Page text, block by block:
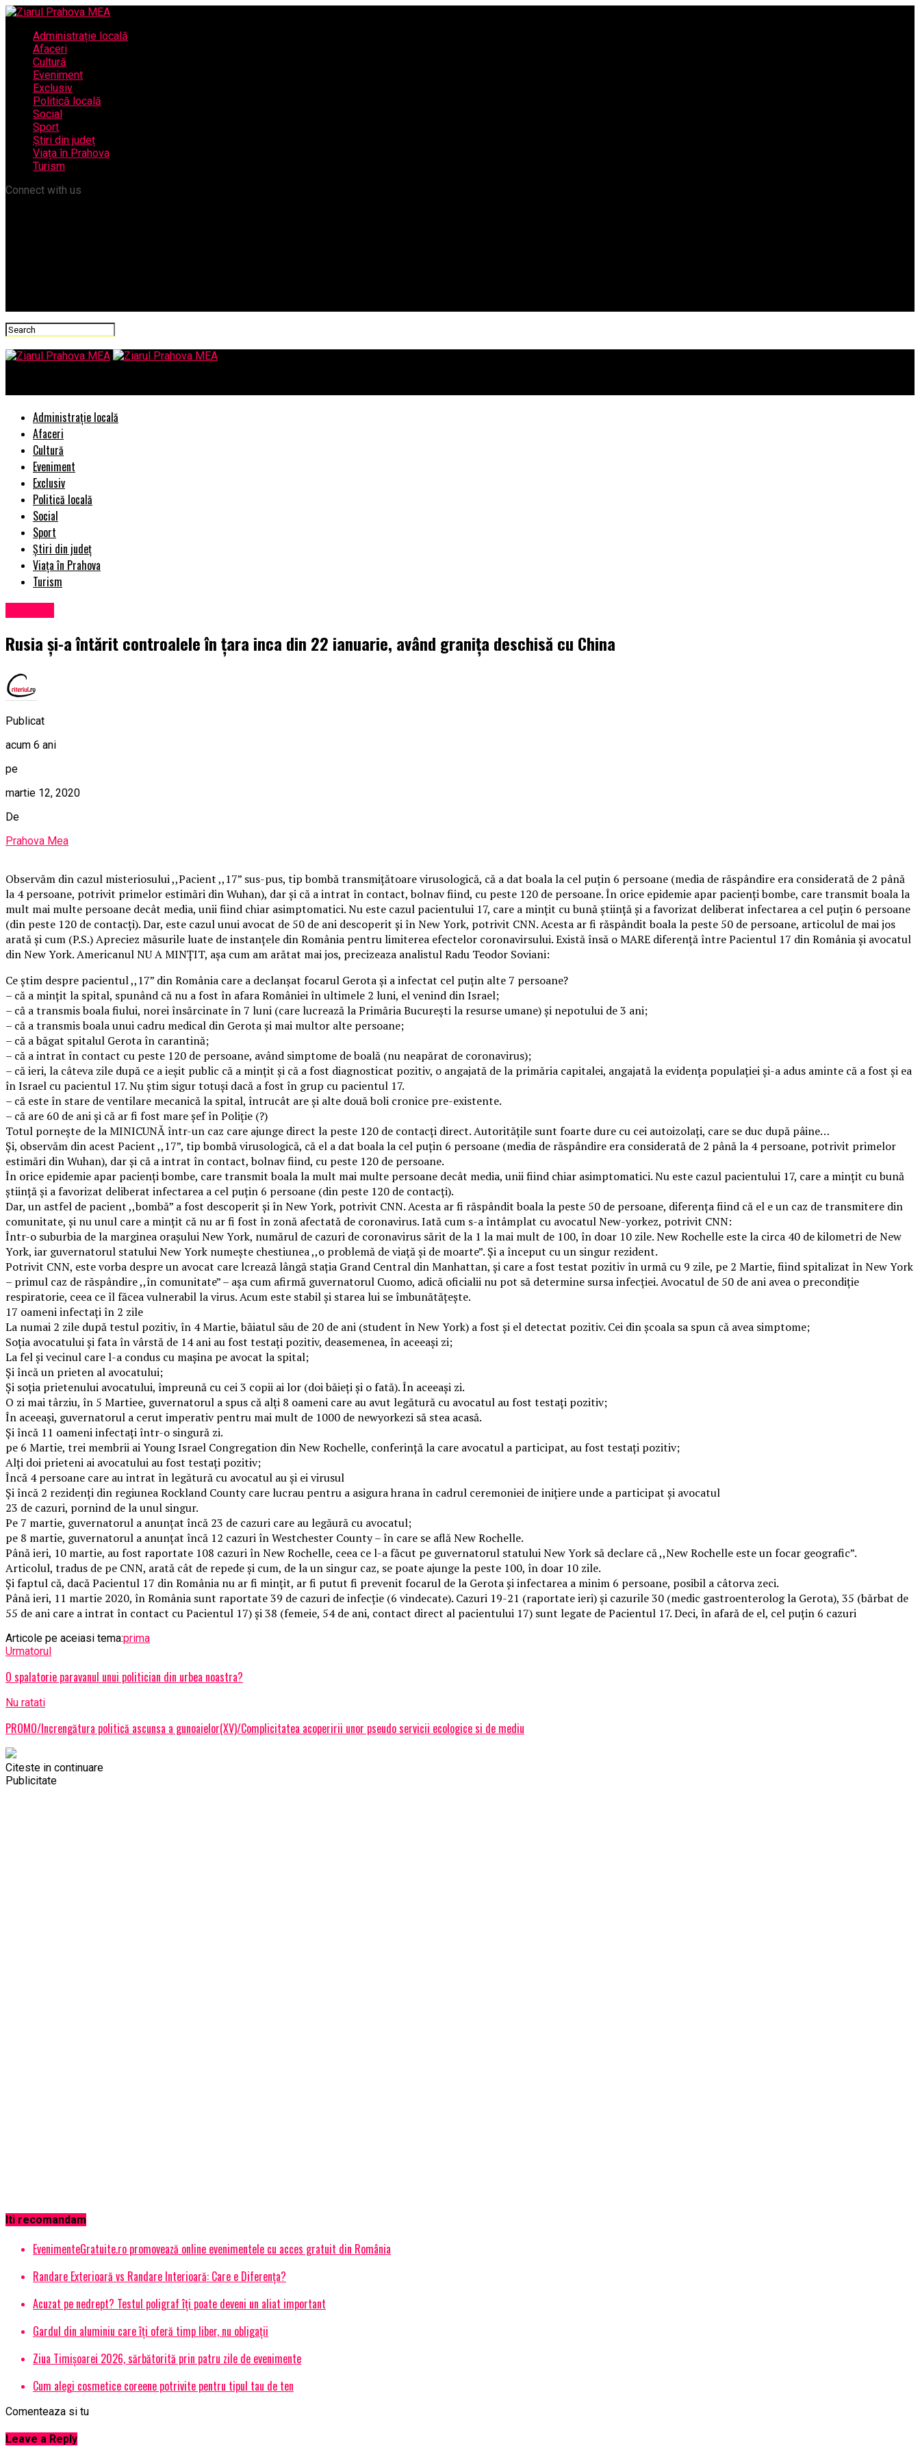
Administrație locală
Afaceri
Cultură
Eveniment
Exclusiv
Politică locală
Social
Sport
Știri din județ
Viața în Prahova
Turism
Connect with us
Administrație locală
Afaceri
Cultură
Eveniment
Exclusiv
Politică locală
Social
Sport
Știri din județ
Viața în Prahova
Turism
Rusia și-a întărit controalele în țara inca din 22 ianuarie, având granița deschisă cu China
Publicat
acum 6 ani
pe
martie 12, 2020
De
Prahova Mea
Observăm din cazul misteriosului ,,Pacient ,,17” sus-pus, tip bombă transmițătoare virusologică, că a dat boala la cel puțin 6 persoane (media de răspândire era considerată de 2 până
la 4 persoane, potrivit primelor estimări din Wuhan), dar și că a intrat în contact, bolnav fiind, cu peste 120 de persoane. În orice epidemie apar pacienți bombe, care transmit boala la
mult mai multe persoane decât media, unii fiind chiar asimptomatici. Nu este cazul pacientului 17, care a mințit cu bună știință și a favorizat deliberat infectarea a cel puțin 6 persoane
(din peste 120 de contacți). Dar, este cazul unui avocat de 50 de ani descoperit și în New York, potrivit CNN. Acesta ar fi răspândit boala la peste 50 de persoane, articolul de mai jos
arată și cum (P.S.) Apreciez măsurile luate de instanțele din România pentru limiterea efectelor coronavirsului. Există însă o MARE diferență între Pacientul 17 din România și avocatul
din New York. Americanul NU A MINȚIT, așa cum am arătat mai jos, precizeaza analistul Radu Teodor Soviani:
Ce știm despre pacientul ,,17” din România care a declanșat focarul Gerota și a infectat cel puțin alte 7 persoane?
– că a mințit la spital, spunând că nu a fost în afara României în ultimele 2 luni, el venind din Israel;
– că a transmis boala fiului, norei însărcinate în 7 luni (care lucrează la Primăria București la resurse umane) și nepotului de 3 ani;
– că a transmis boala unui cadru medical din Gerota și mai multor alte persoane;
– că a băgat spitalul Gerota în carantină;
– că a intrat în contact cu peste 120 de persoane, având simptome de boală (nu neapărat de coronavirus);
– că ieri, la câteva zile după ce a ieșit public că a mințit și că a fost diagnosticat pozitiv, o angajată de la primăria capitalei, angajată la evidența populației și-a adus aminte că a fost și ea
în Israel cu pacientul 17. Nu știm sigur totuși dacă a fost în grup cu pacientul 17.
– că este în stare de ventilare mecanică la spital, întrucât are și alte două boli cronice pre-existente.
– că are 60 de ani și că ar fi fost mare șef în Poliție (?)
Totul pornește de la MINICUNĂ într-un caz care ajunge direct la peste 120 de contacți direct. Autoritățile sunt foarte dure cu cei autoizolați, care se duc după pâine…
Și, observăm din acest Pacient ,,17”, tip bombă virusologică, că el a dat boala la cel puțin 6 persoane (media de răspândire era considerată de 2 până la 4 persoane, potrivit primelor
estimări din Wuhan), dar și că a intrat în contact, bolnav fiind, cu peste 120 de persoane.
În orice epidemie apar pacienți bombe, care transmit boala la mult mai multe persoane decât media, unii fiind chiar asimptomatici. Nu este cazul pacientului 17, care a mințit cu bună
știință și a favorizat deliberat infectarea a cel puțin 6 persoane (din peste 120 de contacți).
Dar, un astfel de pacient ,,bombă” a fost descoperit și în New York, potrivit CNN. Acesta ar fi răspândit boala la peste 50 de persoane, diferența fiind că el e un caz de transmitere din
comunitate, și nu unul care a mințit că nu ar fi fost în zonă afectată de coronavirus. Iată cum s-a întâmplat cu avocatul New-yorkez, potrivit CNN:
Într-o suburbia de la marginea orașului New York, numărul de cazuri de coronavirus sărit de la 1 la mai mult de 100, în doar 10 zile. New Rochelle este la circa 40 de kilometri de New
York, iar guvernatorul statului New York numește chestiunea ,,o problemă de viață și de moarte”. Și a început cu un singur rezident.
Potrivit CNN, este vorba despre un avocat care lcrează lângă stația Grand Central din Manhattan, și care a fost testat pozitiv în urmă cu 9 zile, pe 2 Martie, fiind spitalizat în New York
– primul caz de răspândire ,,în comunitate” – așa cum afirmă guvernatorul Cuomo, adică oficialii nu pot să determine sursa infecției. Avocatul de 50 de ani avea o precondiție
respiratorie, ceea ce îl făcea vulnerabil la virus. Acum este stabil și starea lui se îmbunătățește.
17 oameni infectați în 2 zile
La numai 2 zile după testul pozitiv, în 4 Martie, băiatul său de 20 de ani (student în New York) a fost și el detectat pozitiv. Cei din școala sa spun că avea simptome;
Soția avocatului și fata în vârstă de 14 ani au fost testați pozitiv, deasemenea, în aceeași zi;
La fel și vecinul care l-a condus cu mașina pe avocat la spital;
Și încă un prieten al avocatului;
Și soția prietenului avocatului, împreună cu cei 3 copii ai lor (doi băieți și o fată). În aceeași zi.
O zi mai târziu, în 5 Martiee, guvernatorul a spus că alți 8 oameni care au avut legătură cu avocatul au fost testați pozitiv;
În aceeași, guvernatorul a cerut imperativ pentru mai mult de 1000 de newyorkezi să stea acasă.
Și încă 11 oameni infectați într-o singură zi.
pe 6 Martie, trei membrii ai Young Israel Congregation din New Rochelle, conferință la care avocatul a participat, au fost testați pozitiv;
Alți doi prieteni ai avocatului au fost testați pozitiv;
Încă 4 persoane care au intrat în legătură cu avocatul au și ei virusul
Și încă 2 rezidenți din regiunea Rockland County care lucrau pentru a asigura hrana în cadrul ceremoniei de inițiere unde a participat și avocatul
23 de cazuri, pornind de la unul singur.
Pe 7 martie, guvernatorul a anunțat încă 23 de cazuri care au legăură cu avocatul;
pe 8 martie, guvernatorul a anunțat încă 12 cazuri în Westchester County – în care se află New Rochelle.
Până ieri, 10 martie, au fost raportate 108 cazuri în New Rochelle, ceea ce l-a făcut pe guvernatorul statului New York să declare că ,,New Rochelle este un focar geografic”.
Articolul, tradus de pe CNN, arată cât de repede și cum, de la un singur caz, se poate ajunge la peste 100, în doar 10 zile.
Și faptul că, dacă Pacientul 17 din România nu ar fi mințit, ar fi putut fi prevenit focarul de la Gerota și infectarea a minim 6 persoane, posibil a câtorva zeci.
Până ieri, 11 martie 2020, în România sunt raportate 39 de cazuri de infecție (6 vindecate). Cazuri 19-21 (raportate ieri) și cazurile 30 (medic gastroenterolog la Gerota), 35 (bărbat de
55 de ani care a intrat în contact cu Pacientul 17) și 38 (femeie, 54 de ani, contact direct al pacientului 17) sunt legate de Pacientul 17. Deci, în afară de el, cel puțin 6 cazuri
Articole pe aceiasi tema:prima
Urmatorul
O spalatorie paravanul unui politician din urbea noastra?
Nu ratati
PROMO/Increngătura politică ascunsa a gunoaielor(XV)/Complicitatea acoperirii unor pseudo servicii ecologice si de mediu
Citeste in continuare
Publicitate
Iti recomandam
EvenimenteGratuite.ro promovează online evenimentele cu acces gratuit din România
Randare Exterioară vs Randare Interioară: Care e Diferența?
Acuzat pe nedrept? Testul poligraf îţi poate deveni un aliat important
Gardul din aluminiu care îți oferă timp liber, nu obligații
Ziua Timișoarei 2026, sărbătorită prin patru zile de evenimente
Cum alegi cosmetice coreene potrivite pentru tipul tau de ten
Comenteaza si tu
Leave a Reply